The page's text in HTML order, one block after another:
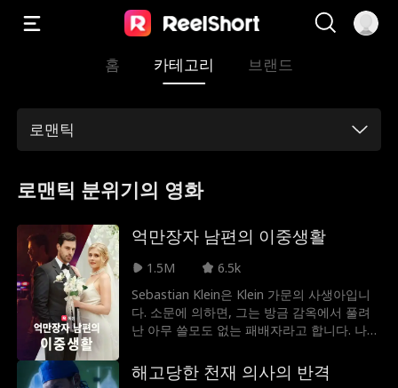
홈 카테고리 브랜드
로맨틱
로맨틱 분위기의 영화
억만장자 남편의 이중생활
1.5M
6.5k
Sebastian Klein은 Klein 가문의 사생아입니
다. 소문에 의하면, 그는 방금 감옥에서 풀려
난 아무 쓸모도 없는 패배자라고 합니다. 나탈
진 어떤 여자도 그와 결혼하지 않을 것입니다.
그녀는 아는 바가 거의 없습니다... 그녀는 실
해고당한 천재 의사의 반격